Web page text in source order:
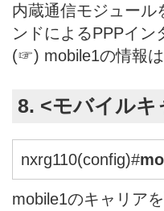
内蔵通信モジュール
ンドによるPPPイ
(☞) mobile1の情報
8. <モバイルキ
nxrg110(config)#
mobile1のキャリア